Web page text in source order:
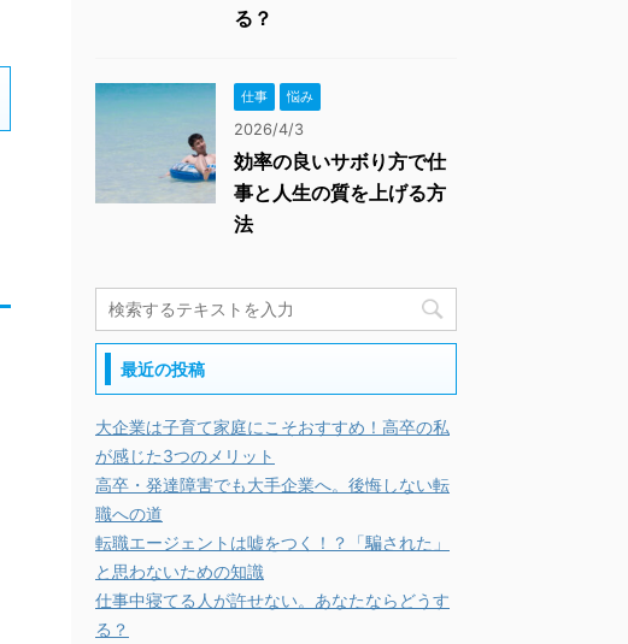
る？
仕事 悩み
2026/4/3
効率の良いサボり方で仕
事と人生の質を上げる方
法
最近の投稿
大企業は子育て家庭にこそおすすめ！高卒の私
が感じた3つのメリット
高卒・発達障害でも大手企業へ。後悔しない転
職への道
転職エージェントは嘘をつく！？「騙された」
と思わないための知識
仕事中寝てる人が許せない。あなたならどうす
る？